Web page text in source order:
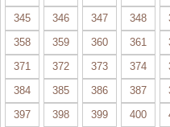
345 346 347 348
358 359 360 361
371 372 373 374
384 385 386 387
397 398 399 400